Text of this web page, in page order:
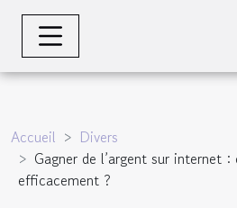
Accueil
Divers
Gagner de l’argent sur internet :
efficacement ?